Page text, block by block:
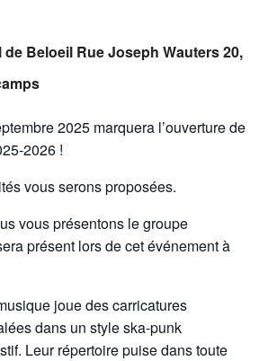
Beloeil Rue Joseph Wauters 20,
2025 marquera l’ouverture de
2026 !
vous serons proposées.
vous présentons le groupe
présent lors de cet événement à
joue des carricatures
dans un style ska-punk
Leur répertoire puise dans toute